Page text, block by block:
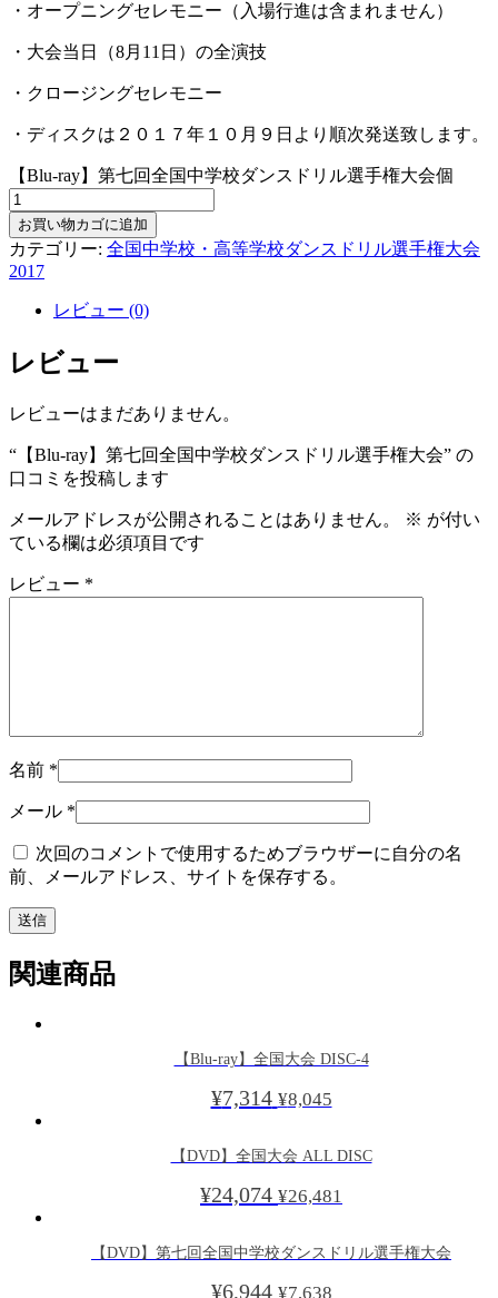
・オープニングセレモニー（入場行進は含まれません）
・大会当日（8月11日）の全演技
・クロージングセレモニー
・ディスクは２０１７年１０月９日より順次発送致します。
【Blu-ray】第七回全国中学校ダンスドリル選手権大会個
お買い物カゴに追加
カテゴリー: 全国中学校・高等学校ダンスドリル選手権大会
2017
レビュー (0)
レビュー
レビューはまだありません。
“【Blu-ray】第七回全国中学校ダンスドリル選手権大会” の
口コミを投稿します
メールアドレスが公開されることはありません。 ※ が付い
ている欄は必須項目です
レビュー *
名前 *
メール *
次回のコメントで使用するためブラウザーに自分の名
前、メールアドレス、サイトを保存する。
関連商品
【Blu-ray】全国大会 DISC-4
¥7,314 ¥8,045
【DVD】全国大会 ALL DISC
¥24,074 ¥26,481
【DVD】第七回全国中学校ダンスドリル選手権大会
¥6,944 ¥7,638